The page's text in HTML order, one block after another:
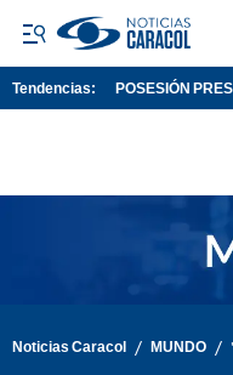
Tendencias: POSESIÓN
Noticias Caracol / MUNDO /